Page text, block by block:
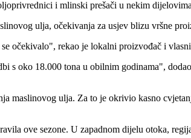
i mlinski prešači u nekim
ulja, očekivanja za usjev blizu vršne
očekivalo", rekao je lokalni proizvođač i
s oko 18.000 tona u obilnim godinama",
maslinovog ulja. Za to je okrivio kasno
ove sezone. U zapadnom dijelu otoka,